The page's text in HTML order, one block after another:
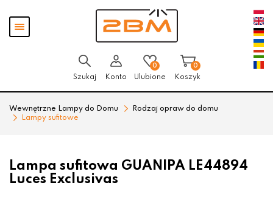
Pokaż
menu
Szukaj Konto
0
Ulubione
0
Koszyk
Wewnętrzne Lampy do Domu
Rodzaj opraw do domu
Lampy sufitowe
Lampa sufitowa GUANIPA LE44894
Luces Exclusivas